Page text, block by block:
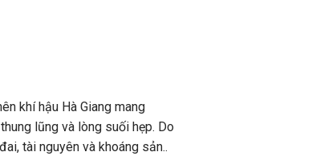
khí hậu Hà Giang mang
lũng và lòng suối hẹp. Do
tài nguyên và khoáng sản..